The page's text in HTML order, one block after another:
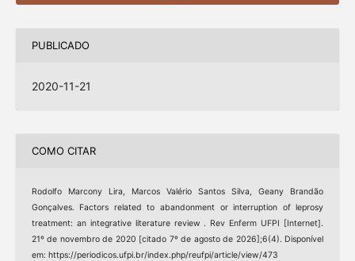
PUBLICADO
2020-11-21
COMO CITAR
Rodolfo Marcony Lira, Marcos Valério Santos Silva, Geany Brandão
Gonçalves. Factors related to abandonment or interruption of leprosy
treatment: an integrative literature review . Rev Enferm UFPI [Internet].
21º de novembro de 2020 [citado 7º de agosto de 2026];6(4). Disponível
em: https://periodicos.ufpi.br/index.php/reufpi/article/view/473